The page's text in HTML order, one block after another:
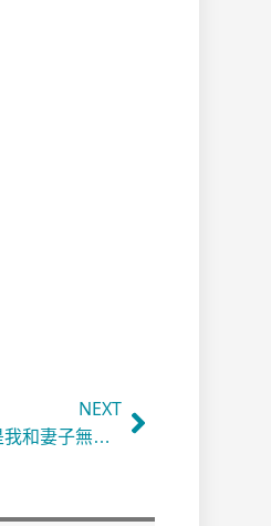
NEXT
「”Every Breath You Take”是我和妻子無可取代的愛情主題曲！」